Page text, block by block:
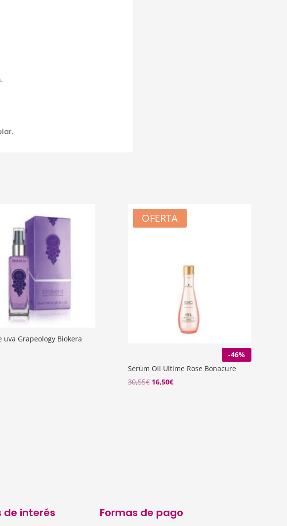
uva Grapeology Biokera
OFERTA
-46%
Serúm Oil Ultime Rose Bonacure
30,55€ El
16,50€El
de interés Formas de pago